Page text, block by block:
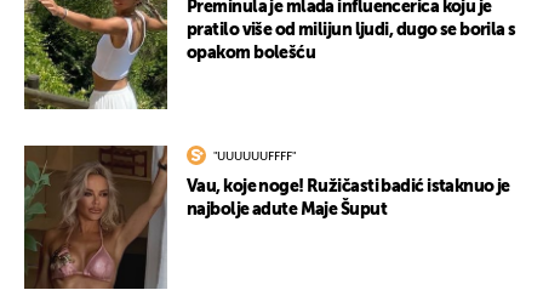
Preminula je mlada influencerica koju je
pratilo više od milijun ljudi, dugo se borila s
opakom bolešću
"UUUUUUFFFF"
Vau, koje noge! Ružičasti badić istaknuo je
najbolje adute Maje Šuput